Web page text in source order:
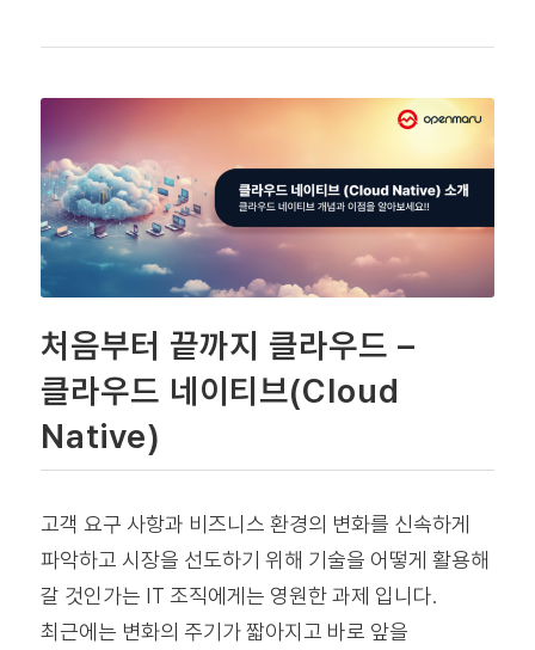
처음부터 끝까지 클라우드 –
클라우드 네이티브(Cloud
Native)
고객 요구 사항과 비즈니스 환경의 변화를 신속하게
파악하고 시장을 선도하기 위해 기술을 어떻게 활용해
갈 것인가는 IT 조직에게는 영원한 과제 입니다.
최근에는 변화의 주기가 짧아지고 바로 앞을